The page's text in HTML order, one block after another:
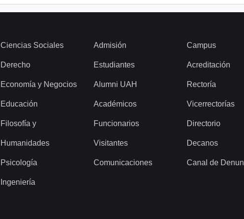
Ciencias Sociales
Derecho
Economía y Negocios
Educación
Filosofía y
Humanidades
Psicología
Ingeniería
Admisión
Estudiantes
Alumni UAH
Académicos
Funcionarios
Visitantes
Comunicaciones
Campus
Acreditación
Rectoría
Vicerrectorías
Directorio
Decanos
Canal de